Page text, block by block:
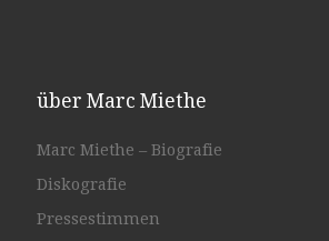
über Marc Miethe
Marc Miethe – Biografie
Diskografie
Pressestimmen